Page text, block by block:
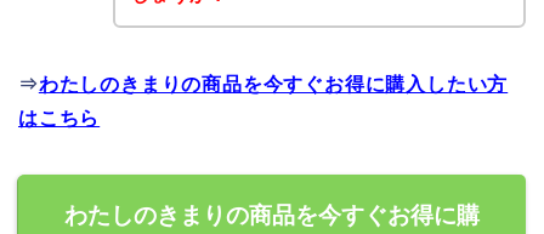
⇒わたしのきまりの商品を今すぐお得に購入したい方
はこちら
わたしのきまりの商品を今すぐお得に購